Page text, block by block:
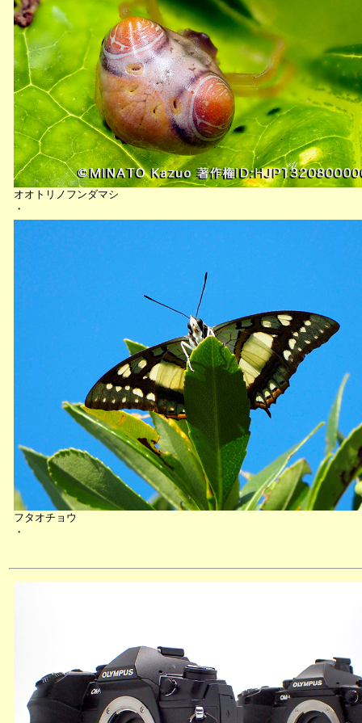
オオトリノフンダマシ
・
フタオチョウ
・